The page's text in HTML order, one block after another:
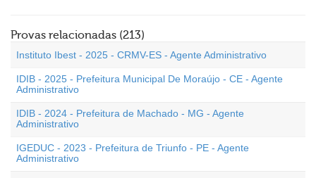
Provas relacionadas (213)
Instituto Ibest - 2025 - CRMV-ES - Agente Administrativo
IDIB - 2025 - Prefeitura Municipal De Moraújo - CE - Agente
Administrativo
IDIB - 2024 - Prefeitura de Machado - MG - Agente
Administrativo
IGEDUC - 2023 - Prefeitura de Triunfo - PE - Agente
Administrativo